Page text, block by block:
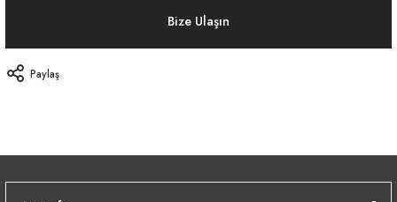
Bize Ulaşın
Paylaş